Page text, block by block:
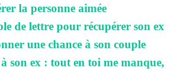
la personne aimée
de lettre pour récupérer son ex
une chance à son couple
son ex : tout en toi me manque,